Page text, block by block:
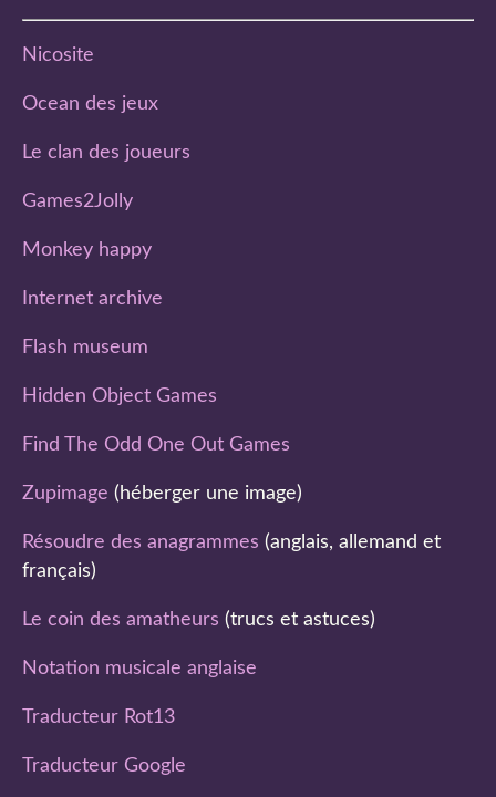
Nicosite
Ocean des jeux
Le clan des joueurs
Games2Jolly
Monkey happy
Internet archive
Flash museum
Hidden Object Games
Find The Odd One Out Games
Zupimage (héberger une image)
Résoudre des anagrammes (anglais, allemand et
français)
Le coin des amatheurs (trucs et astuces)
Notation musicale anglaise
Traducteur Rot13
Traducteur Google